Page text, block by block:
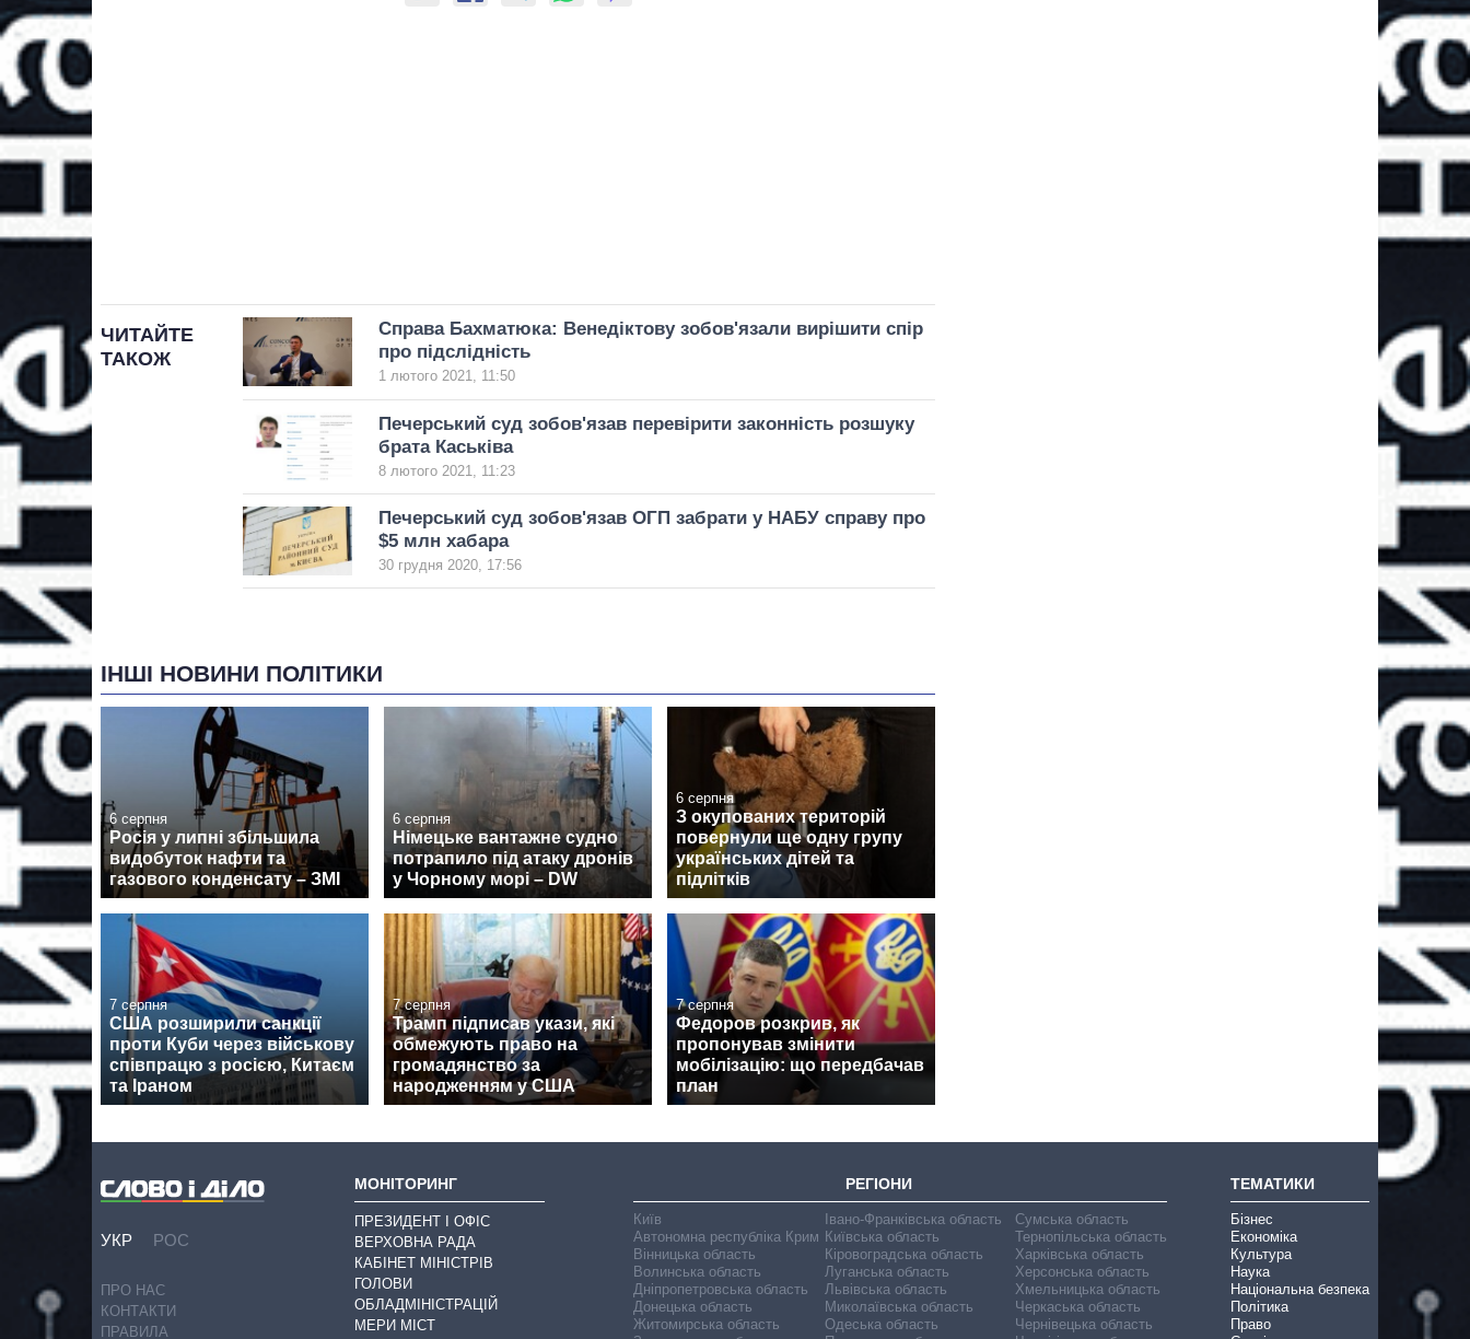
ЧИТАЙТЕ
ТАКОЖ
Справа Бахматюка: Венедіктову зобов'язали вирішити спір
про підслідність
1 лютого 2021, 11:50
Печерський суд зобов'язав перевірити законність розшуку
брата Каськіва
8 лютого 2021, 11:23
Печерський суд зобов'язав ОГП забрати у НАБУ справу про
$5 млн хабара
30 грудня 2020, 17:56
ІНШІ НОВИНИ ПОЛІТИКИ
6 серпня
Росія у липні збільшила
видобуток нафти та
газового конденсату – ЗМІ
6 серпня
Німецьке вантажне судно
потрапило під атаку дронів
у Чорному морі – DW
6 серпня
З окупованих територій
повернули ще одну групу
українських дітей та
підлітків
7 серпня
США розширили санкції
проти Куби через військову
співпрацю з росією, Китаєм
та Іраном
7 серпня
Трамп підписав укази, які
обмежують право на
громадянство за
народженням у США
7 серпня
Федоров розкрив, як
пропонував змінити
мобілізацію: що передбачав
план
УКР РОС
ПРО НАС
КОНТАКТИ
ПРАВИЛА
МОНІТОРИНГ
ПРЕЗИДЕНТ І ОФІС
ВЕРХОВНА РАДА
КАБІНЕТ МІНІСТРІВ
ГОЛОВИ
ОБЛАДМІНІСТРАЦІЙ
МЕРИ МІСТ
РЕГІОНИ
Київ
Автономна республіка Крим
Вінницька область
Волинська область
Дніпропетровська область
Донецька область
Житомирська область
Івано-Франківська область
Київська область
Кіровоградська область
Луганська область
Львівська область
Миколаївська область
Одеська область
Сумська область
Тернопільська область
Харківська область
Херсонська область
Хмельницька область
Черкаська область
Чернівецька область
ТЕМАТИКИ
Бізнес
Економіка
Культура
Наука
Національна безпека
Політика
Право